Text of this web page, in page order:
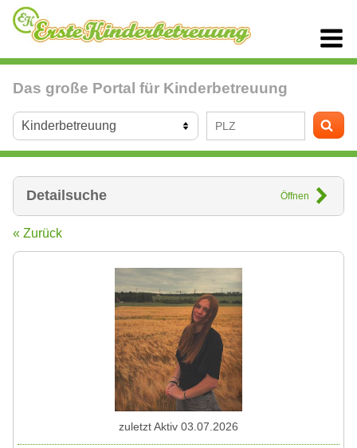
Das große Portal für Kinderbetreuung
Detailsuche Öffnen
« Zurück
zuletzt Aktiv 03.07.2026